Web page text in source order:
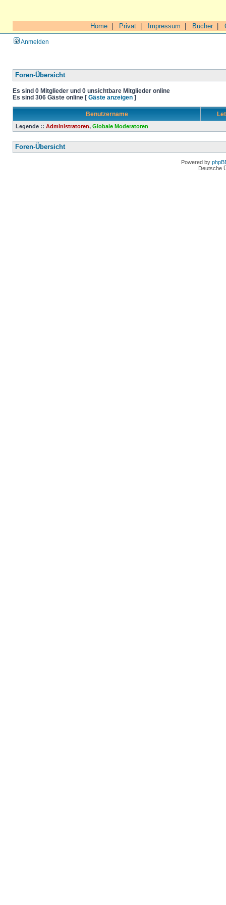
Home Privat Impressum Bücher|
Anmelden
Foren-Übersicht
Es sind 0 Mitglieder und 0 unsichtbare Mitglieder online
Es sind 306 Gäste online [ Gäste anzeigen ]
Benutzername
Legende :: Administratoren, Globale Moderatoren
Foren-Übersicht
Powered by
Deutsche